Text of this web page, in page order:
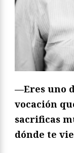
—Eres uno
vocación
sacrificas
dónde te